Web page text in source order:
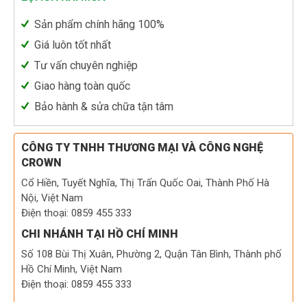
Sản phẩm chính hãng 100%
Giá luôn tốt nhất
Tư vấn chuyên nghiệp
Giao hàng toàn quốc
Bảo hành & sửa chữa tận tâm
CÔNG TY TNHH THƯƠNG MẠI VÀ CÔNG NGHỆ
CROWN
Cổ Hiền, Tuyết Nghĩa, Thị Trấn Quốc Oai, Thành Phố Hà
Nội, Việt Nam
Điện thoại: 0859 455 333
CHI NHÁNH TẠI HỒ CHÍ MINH
Số 108 Bùi Thị Xuân, Phường 2, Quận Tân Bình, Thành phố
Hồ Chí Minh, Việt Nam
Điện thoại: 0859 455 333